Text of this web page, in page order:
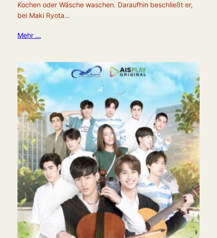
Kochen oder Wäsche waschen. Daraufhin beschließt er,
bei Maki Ryota…
Mehr …